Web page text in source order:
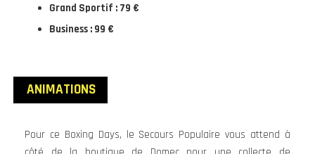
Grand Sportif : 79 €
Business : 99 €
ANIMATIONS
Pour ce Boxing Days, le Secours Populaire vous attend à